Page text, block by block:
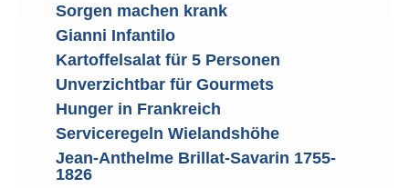
Sorgen machen krank
Gianni Infantilo
Kartoffelsalat für 5 Personen
Unverzichtbar für Gourmets
Hunger in Frankreich
Serviceregeln Wielandshöhe
Jean-Anthelme Brillat-Savarin 1755-
1826